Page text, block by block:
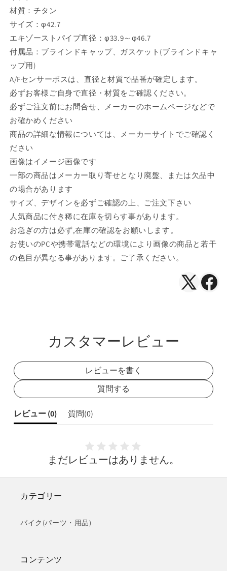
パ
イ
プ
用
PRO-
GRESS3
ロ
グ
レ
ス
3
の
数
量
を
減
ら
す
用
PRO-
ロ
グ
レ
ス
3
数
を
増
や
す
材質：チタン
サイズ：φ42.7
エキゾーストパイプ直径：φ33.9～φ46.7
付属品：ブラインドキャップ、ガスケット(ブラインドキャ
ップ用)
A/Fセンサーボスは、直径と材質で品番が確定します。
必ずお客様ご自身で直径・材質をご確認ください。
必ずご注文前にお問合せ、メーカーのホームページなどで
お確かめください
商品の詳細な情報については、メーカーサイトでご確認く
ださい
画像はイメージ画像です
一部の商品はメーカー取り寄せとなり廃盤、または欠品中
の場合があります
サイズ、デザインを必ずご確認の上、ご注文下さい
人気商品に付き稀に在庫を切らす事があります。
お急ぎの方は必ず,在庫の確認をお願いします。
お使いのPCや携帯電話などの環境により画像の商品と若干
の色目が異なる事があります。ご了承ください。
X（Twitter
カスタマーレビュー
レビューを書く
質問する
レビュー (0) 質問(0)
まだレビューはありません。
カテゴリー
バイク(パーツ・用品)
コンテンツ